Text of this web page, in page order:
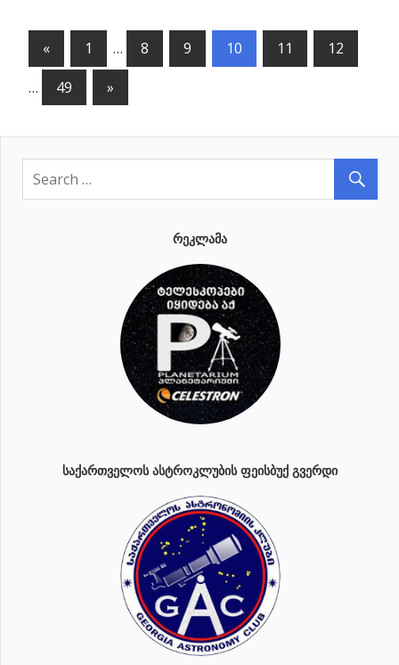
პოსტების
ნავიგაცია
« Previous
Posts
1 … 8 9 10 11
12
…
49
Next
»
ᲠᲔᲙᲚᲐᲛᲐ
ᲡᲐᲥᲐᲠᲗᲕᲔᲚᲝᲡ ᲐᲡᲢᲠᲝᲙᲚᲣᲑᲘᲡ ᲤᲔᲘᲡᲑᲣᲥ ᲒᲕᲔᲠᲓᲘ